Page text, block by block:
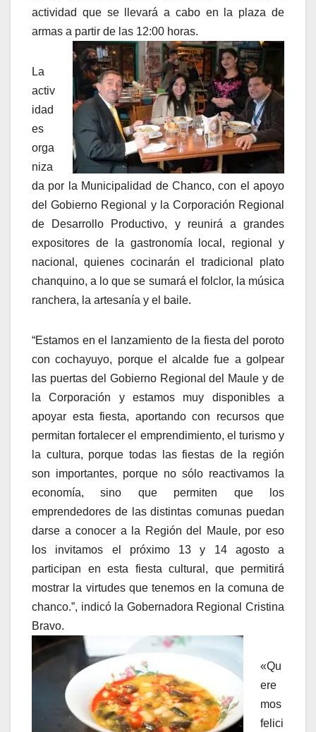
actividad que se llevará a cabo en la plaza de
armas a partir de las 12:00 horas.
La
activ
idad
es
orga
niza
da por la Municipalidad de Chanco, con el apoyo
del Gobierno Regional y la Corporación Regional
de Desarrollo Productivo, y reunirá a grandes
expositores de la gastronomía local, regional y
nacional, quienes cocinarán el tradicional plato
chanquino, a lo que se sumará el folclor, la música
ranchera, la artesanía y el baile.
“Estamos en el lanzamiento de la fiesta del poroto
con cochayuyo, porque el alcalde fue a golpear
las puertas del Gobierno Regional del Maule y de
la Corporación y estamos muy disponibles a
apoyar esta fiesta, aportando con recursos que
permitan fortalecer el emprendimiento, el turismo y
la cultura, porque todas las fiestas de la región
son importantes, porque no sólo reactivamos la
economía, sino que permiten que los
emprendedores de las distintas comunas puedan
darse a conocer a la Región del Maule, por eso
los invitamos el próximo 13 y 14 agosto a
participan en esta fiesta cultural, que permitirá
mostrar la virtudes que tenemos en la comuna de
chanco.”, indicó la Gobernadora Regional Cristina
Bravo.
«Qu
ere
mos
felici